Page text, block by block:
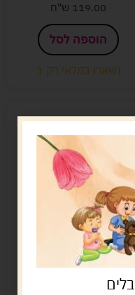
119.00 ש"ח
הוספה לסל
נשארו במלאי רק 1
רברסי
ש"ח 39.90